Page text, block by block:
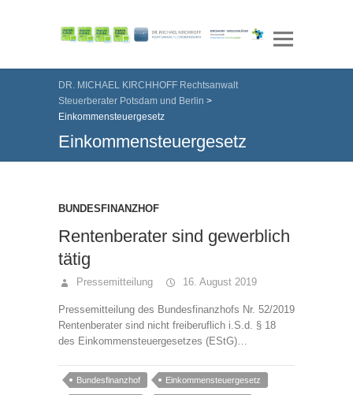
DR. MICHAEL KIRCHHOFF Rechtsanwalt
Steuerberater Potsdam und Berlin >
Einkommensteuergesetz
Einkommensteuergesetz
BUNDESFINANZHOF
Rentenberater sind gewerblich
tätig
Pressemitteilung 16. August 2019
Pressemitteilung des Bundesfinanzhofs Nr. 52/2019
Rentenberater sind nicht freiberuflich i.S.d. § 18
des Einkommensteuergesetzes (EStG)…
Bundesfinanzhof Einkommensteuergesetz